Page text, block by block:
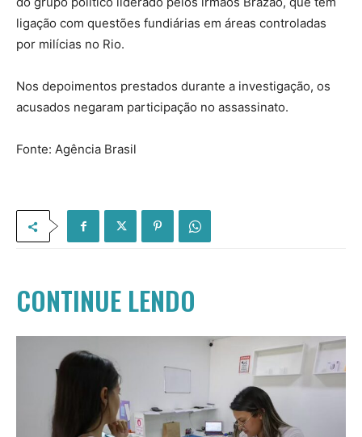
ligação com questões fundiárias em áreas controladas
por milícias no Rio.
Nos depoimentos prestados durante a investigação, os
acusados negaram participação no assassinato.
Fonte: Agência Brasil
CONTINUE LENDO